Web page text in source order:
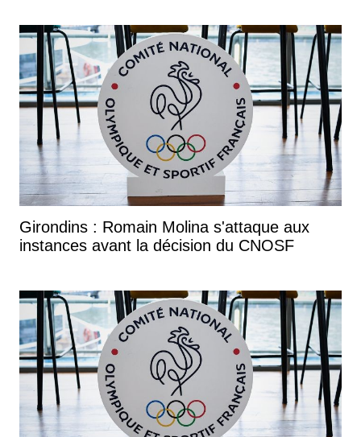
Girondins : Romain Molina s'attaque aux
instances avant la décision du CNOSF